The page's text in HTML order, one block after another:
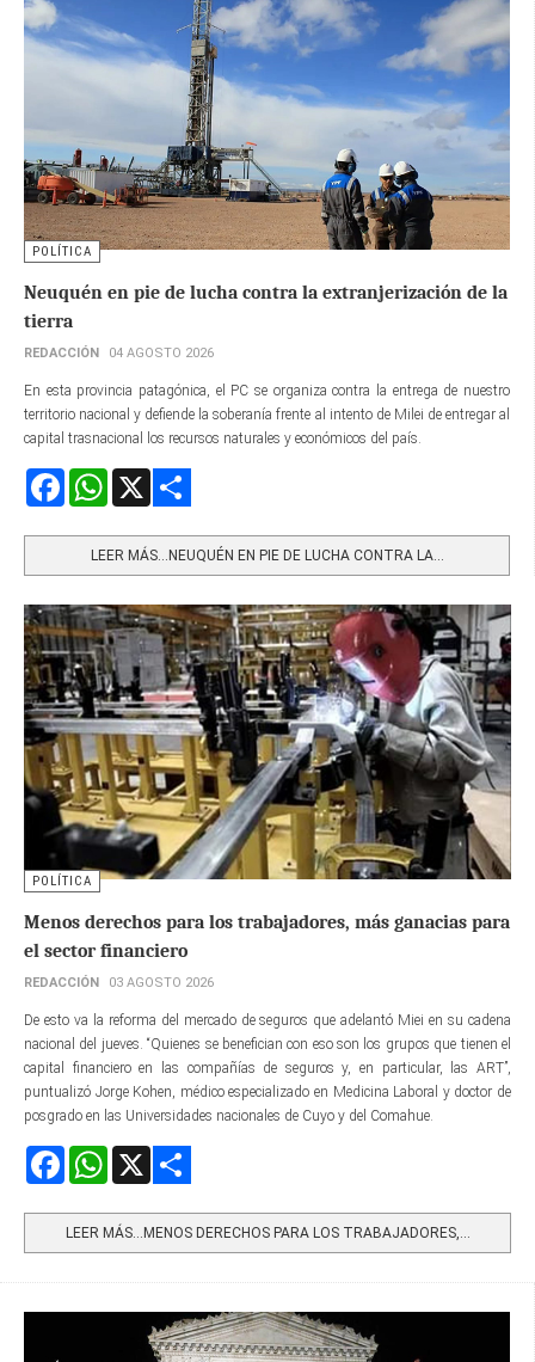
POLÍTICA
Neuquén en pie de lucha contra la extranjerización de la
tierra
REDACCIÓN 04 AGOSTO 2026
En esta provincia patagónica, el PC se organiza contra la entrega de nuestro
territorio nacional y defiende la soberanía frente al intento de Milei de entregar al
capital trasnacional los recursos naturales y económicos del país.
FacebookWhatsApp
LEER MÁS…NEUQUÉN EN PIE DE LUCHA CONTRA LA...
POLÍTICA
Menos derechos para los trabajadores, más ganacias para
el sector financiero
REDACCIÓN 03 AGOSTO 2026
De esto va la reforma del mercado de seguros que adelantó Miei en su cadena
nacional del jueves. “Quienes se benefician con eso son los grupos que tienen el
capital financiero en las compañías de seguros y, en particular, las ART”,
puntualizó Jorge Kohen, médico especializado en Medicina Laboral y doctor de
posgrado en las Universidades nacionales de Cuyo y del Comahue.
FacebookWhatsApp
LEER MÁS…MENOS DERECHOS PARA LOS TRABAJADORES,...